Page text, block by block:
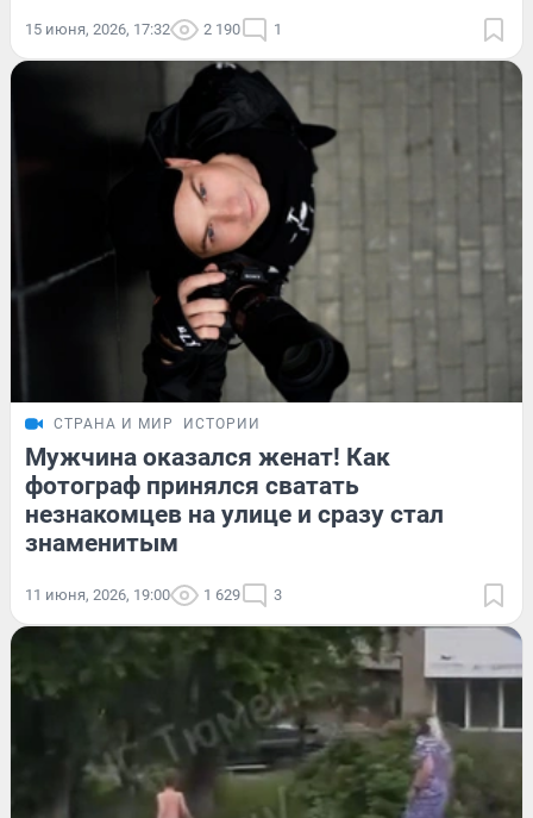
15 июня, 2026, 17:32 2 190 1
СТРАНА И МИР ИСТОРИИ
Мужчина оказался женат! Как
фотограф принялся сватать
незнакомцев на улице и сразу стал
знаменитым
11 июня, 2026, 19:00 1 629 3